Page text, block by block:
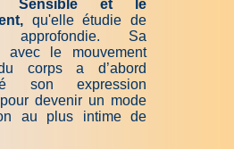
Sensible et le
qu'elle étudie de
approfondie. Sa
avec le mouvement
corps a d’abord
son expression
devenir un mode
au plus intime de